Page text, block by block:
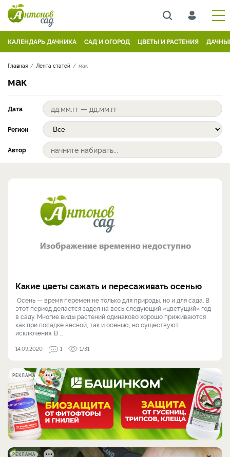
КАЛЕНДАРЬ ДАЧНИКА САД И ОГОРОД ЦВЕТЫ И РАСТЕНИЯ
Главная Лента статей мак
мак
Дата
Регион
Автор
Какие цветы сажать и пересаживать осенью
Осень — время перемен не только для природы, но и для сада. В
этот период делается задел на весь следующий «цветущий» год
в саду. Многие виды растений одинаково хорошо приживаются
как при посадке весной, так и осенью, но существуют
исключения. В ...
14.09.2020 1 1731
РЕКЛАМА
РЕКЛАМА